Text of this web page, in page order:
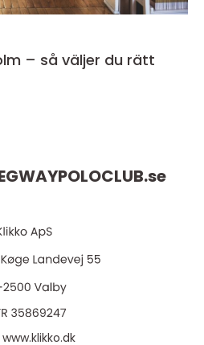
– så väljer du rätt
se
www.klikko.dk